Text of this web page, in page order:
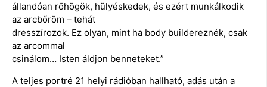
állandóan röhögök, hülyéskedek, és ezért munkálkodik
az arcbőröm – tehát
dresszírozok. Ez olyan, mint ha body buildereznék, csak
az arcommal
csinálom… Isten áldjon benneteket.”
A teljes portré 21 helyi rádióban hallható, adás után a